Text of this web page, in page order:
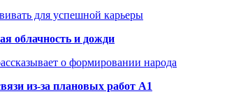
для успешной карьеры
облачность и дожди
о формировании народа
из-за плановых работ A1